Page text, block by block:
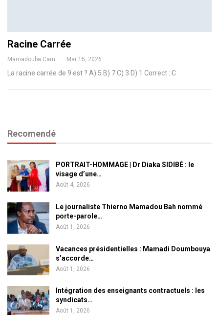
Racine Carrée
Mamadouba Camara Mar 15, 2026
La racine carrée de 9 est ? A) 5 B) 7C) 3 D) 1 Correct : C
Recomendé
PORTRAIT-HOMMAGE | Dr Diaka SIDIBÉ : le
visage d’une…
Août 4, 2026
Le journaliste Thierno Mamadou Bah nommé
porte-parole…
Août 1, 2026
Vacances présidentielles : Mamadi Doumbouya
s’accorde…
Août 1, 2026
Intégration des enseignants contractuels : les
syndicats…
Août 1, 2026